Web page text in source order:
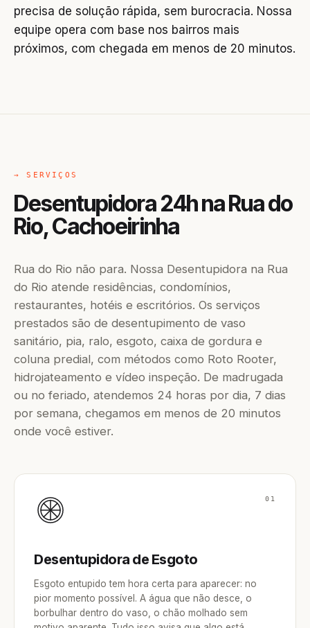
precisa de solução rápida, sem burocracia. Nossa
equipe opera com base nos bairros mais
próximos, com chegada em menos de 20 minutos.
→ SERVIÇOS
Desentupidora 24h na Rua do
Rio, Cachoeirinha
Rua do Rio não para. Nossa Desentupidora na Rua
do Rio atende residências, condomínios,
restaurantes, hotéis e escritórios. Os serviços
prestados são de desentupimento de vaso
sanitário, pia, ralo, esgoto, caixa de gordura e
coluna predial, com métodos como Roto Rooter,
hidrojateamento e vídeo inspeção. De madrugada
ou no feriado, atendemos 24 horas por dia, 7 dias
por semana, chegamos em menos de 20 minutos
onde você estiver.
01
Desentupidora de Esgoto
Esgoto entupido tem hora certa para aparecer: no
pior momento possível. A água que não desce, o
borbulhar dentro do vaso, o chão molhado sem